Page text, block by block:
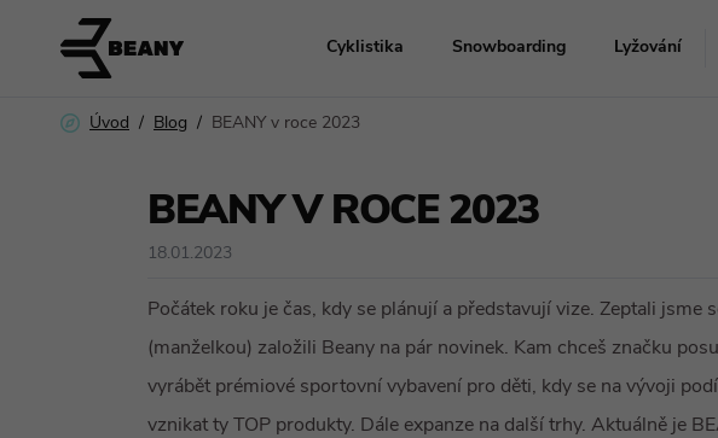
Cyklistika
Náhradní díly
Oblečení a helmy
Snowboarding
Vázání
Boty
Lyžování
Úvod Blog BEANY v roce 2023
BEANY V ROCE 2023
18.01.2023
Počátek roku je čas, kdy se plánují a představují vize. Zeptali jsme
(manželkou) založili Beany na pár novinek. Kam chceš značku
vyrábět prémiové sportovní vybavení pro děti, kdy se na vývoji
vznikat ty TOP produkty. Dále expanze na další trhy. Aktuálně je